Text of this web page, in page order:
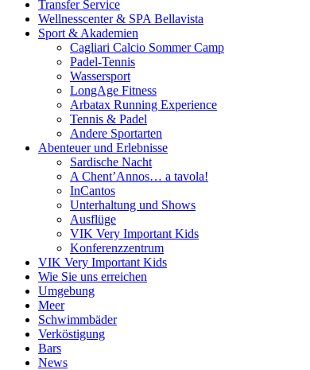
Transfer Service
Wellnesscenter & SPA Bellavista
Sport & Akademien
Cagliari Calcio Sommer Camp
Padel-Tennis
Wassersport
LongAge Fitness
Arbatax Running Experience
Tennis & Padel
Andere Sportarten
Abenteuer und Erlebnisse
Sardische Nacht
A Chent’Annos… a tavola!
InCantos
Unterhaltung und Shows
Ausflüge
VIK Very Important Kids
Konferenzzentrum
VIK Very Important Kids
Wie Sie uns erreichen
Umgebung
Meer
Schwimmbäder
Verköstigung
Bars
News